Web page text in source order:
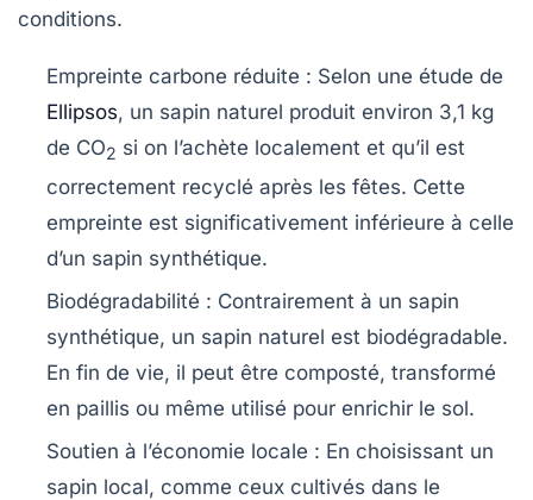
conditions.
Empreinte carbone réduite : Selon une étude de
Ellipsos, un sapin naturel produit environ 3,1 kg
de CO2 si on l’achète localement et qu’il est
correctement recyclé après les fêtes. Cette
empreinte est significativement inférieure à celle
d’un sapin synthétique.
Biodégradabilité : Contrairement à un sapin
synthétique, un sapin naturel est biodégradable.
En fin de vie, il peut être composté, transformé
en paillis ou même utilisé pour enrichir le sol.
Soutien à l’économie locale : En choisissant un
sapin local, comme ceux cultivés dans le